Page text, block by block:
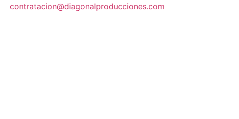
contratacion@diagonalproducciones.com